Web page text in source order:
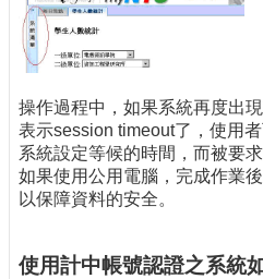
操作過程中，如果系統再度出
表示session timeout了，使用
系統設定等候的時間，而被要求
如果使用公用電腦，完成作業
以保障資料的安全。
使用計中帳號認證之系統